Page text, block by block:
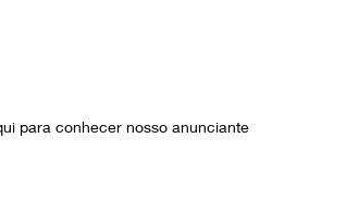
para conhecer nosso anunciante